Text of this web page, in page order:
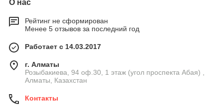
О нас
Рейтинг не сформирован
Менее 5 отзывов за последний год
Работает с 14.03.2017
г. Алматы
Розыбакиева, 94 оф.30, 1 этаж (угол проспекта Абая) ,
Алматы, Казахстан
Контакты